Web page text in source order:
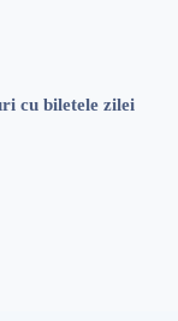
cu biletele zilei